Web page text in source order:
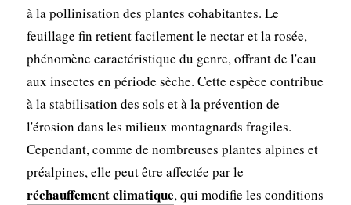
à la pollinisation des plantes cohabitantes. Le
feuillage fin retient facilement le nectar et la rosée,
phénomène caractéristique du genre, offrant de l'eau
aux insectes en période sèche. Cette espèce contribue
à la stabilisation des sols et à la prévention de
l'érosion dans les milieux montagnards fragiles.
Cependant, comme de nombreuses plantes alpines et
préalpines, elle peut être affectée par le
réchauffement climatique, qui modifie les conditions